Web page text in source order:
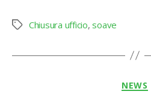
Tag Chiusura ufficio,soave
NEWS